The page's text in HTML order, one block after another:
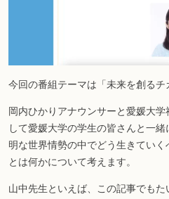
今回の番組テーマは「未来を創るチ
岡内ひかりアナウンサーと愛媛大
して愛媛大学の学生の皆さんと一
明な世界情勢の中でどう生きていく
とは何かについて考えます。
山中先生といえば、この記事でもた